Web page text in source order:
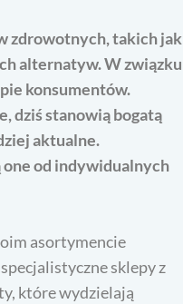
zdrowotnych, takich jak
alternatyw. W związku
konsumentów.
dziś stanowią bogatą
aktualne.
one od indywidualnych
asortymencie
sklepy z
które wydzielają